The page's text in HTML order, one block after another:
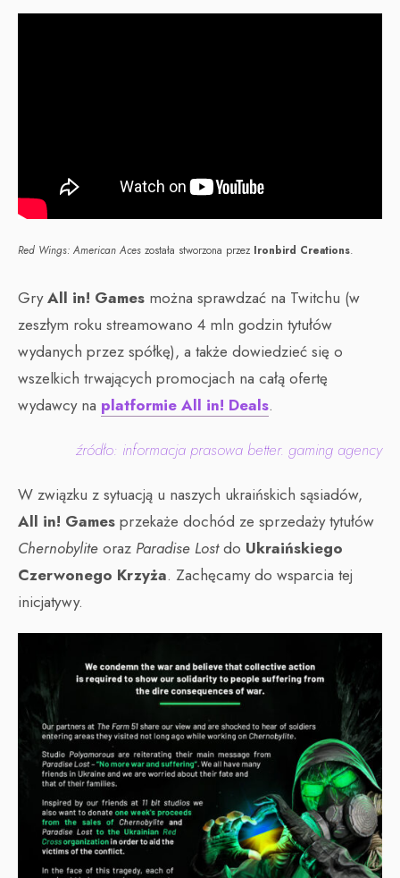
Red Wings: American Aces została stworzona przez Ironbird Creations.
GryAll in! Games można sprawdzać na Twitchu (w
zeszłym roku streamowano 4 mln godzin tytułów
wydanych przez spółkę), a także dowiedzieć się o
wszelkich trwających promocjach na całą ofertę
wydawcy na platformie All in! Deals.
źródło: informacja prasowa better. gaming agency
W związku z sytuacją u naszych ukraińskich sąsiadów,
All in! Games przekaże dochód ze sprzedaży tytułów
Chernobylite oraz Paradise Lostdo Ukraińskiego
Czerwonego Krzyża. Zachęcamy do wsparcia tej
inicjatywy.